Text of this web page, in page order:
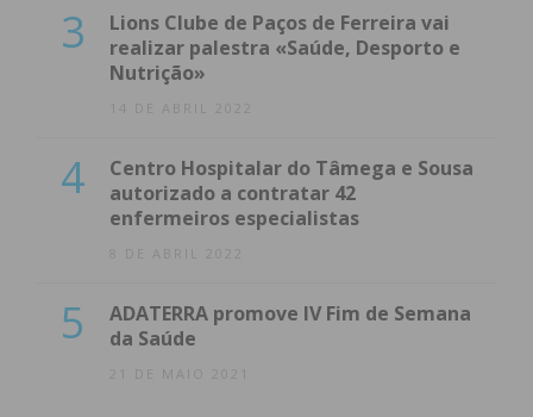
3
Lions Clube de Paços de Ferreira vai
realizar palestra «Saúde, Desporto e
Nutrição»
14 DE ABRIL 2022
4
Centro Hospitalar do Tâmega e Sousa
autorizado a contratar 42
enfermeiros especialistas
8 DE ABRIL 2022
5
ADATERRA promove IV Fim de Semana
da Saúde
21 DE MAIO 2021